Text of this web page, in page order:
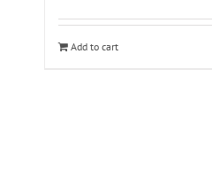
Add to cart